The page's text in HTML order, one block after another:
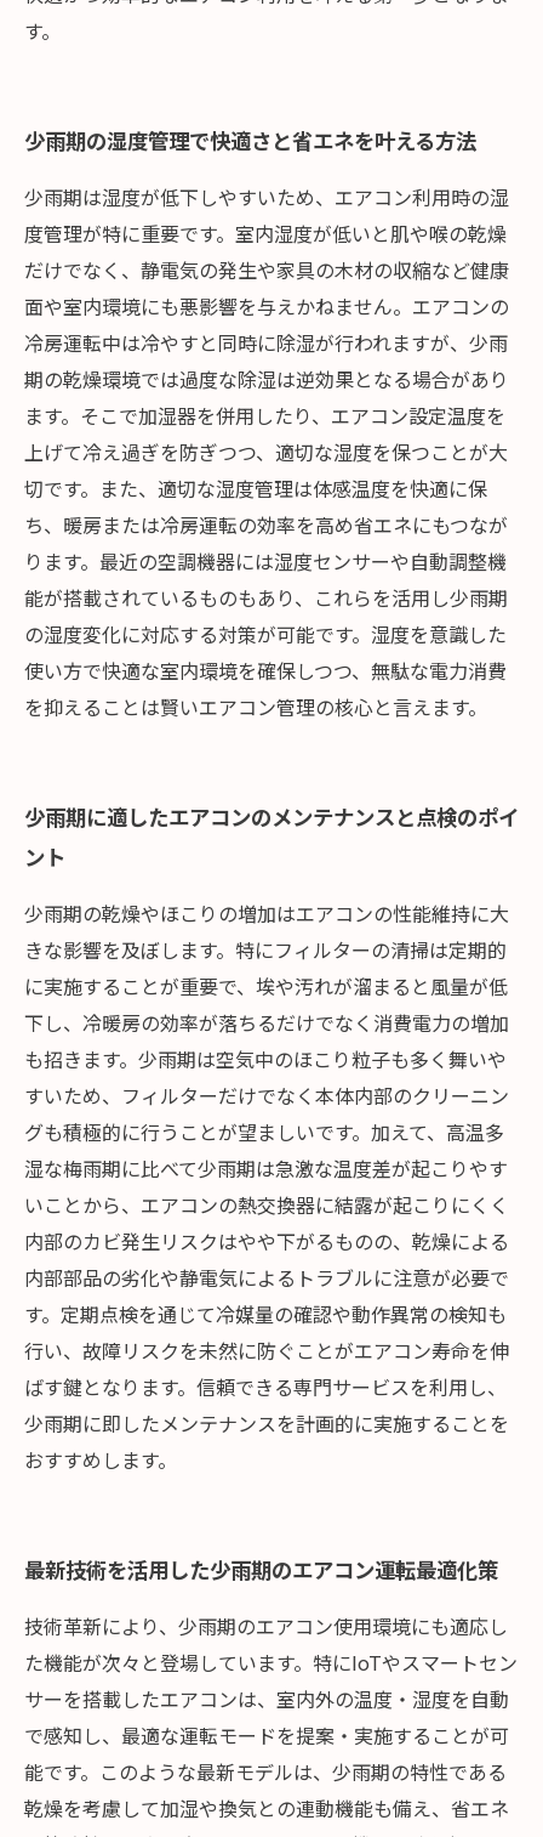
す。
少雨期の湿度管理で快適さと省エネを叶える方法
少雨期は湿度が低下しやすいため、エアコン利用時の湿
度管理が特に重要です。室内湿度が低いと肌や喉の乾燥
だけでなく、静電気の発生や家具の木材の収縮など健康
面や室内環境にも悪影響を与えかねません。エアコンの
冷房運転中は冷やすと同時に除湿が行われますが、少雨
期の乾燥環境では過度な除湿は逆効果となる場合があり
ます。そこで加湿器を併用したり、エアコン設定温度を
上げて冷え過ぎを防ぎつつ、適切な湿度を保つことが大
切です。また、適切な湿度管理は体感温度を快適に保
ち、暖房または冷房運転の効率を高め省エネにもつなが
ります。最近の空調機器には湿度センサーや自動調整機
能が搭載されているものもあり、これらを活用し少雨期
の湿度変化に対応する対策が可能です。湿度を意識した
使い方で快適な室内環境を確保しつつ、無駄な電力消費
を抑えることは賢いエアコン管理の核心と言えます。
少雨期に適したエアコンのメンテナンスと点検のポイ
ント
少雨期の乾燥やほこりの増加はエアコンの性能維持に大
きな影響を及ぼします。特にフィルターの清掃は定期的
に実施することが重要で、埃や汚れが溜まると風量が低
下し、冷暖房の効率が落ちるだけでなく消費電力の増加
も招きます。少雨期は空気中のほこり粒子も多く舞いや
すいため、フィルターだけでなく本体内部のクリーニン
グも積極的に行うことが望ましいです。加えて、高温多
湿な梅雨期に比べて少雨期は急激な温度差が起こりやす
いことから、エアコンの熱交換器に結露が起こりにくく
内部のカビ発生リスクはやや下がるものの、乾燥による
内部部品の劣化や静電気によるトラブルに注意が必要で
す。定期点検を通じて冷媒量の確認や動作異常の検知も
行い、故障リスクを未然に防ぐことがエアコン寿命を伸
ばす鍵となります。信頼できる専門サービスを利用し、
少雨期に即したメンテナンスを計画的に実施することを
おすすめします。
最新技術を活用した少雨期のエアコン運転最適化策
技術革新により、少雨期のエアコン使用環境にも適応し
た機能が次々と登場しています。特にIoTやスマートセン
サーを搭載したエアコンは、室内外の温度・湿度を自動
で感知し、最適な運転モードを提案・実施することが可
能です。このような最新モデルは、少雨期の特性である
乾燥を考慮して加湿や換気との連動機能も備え、省エネ